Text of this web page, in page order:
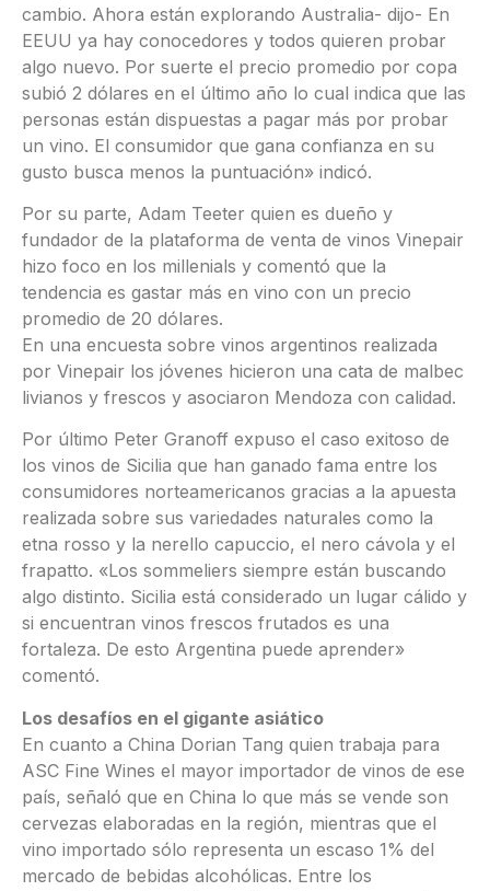
cambio. Ahora están explorando Australia- dijo- En
EEUU ya hay conocedores y todos quieren probar
algo nuevo. Por suerte el precio promedio por copa
subió 2 dólares en el último año lo cual indica que las
personas están dispuestas a pagar más por probar
un vino. El consumidor que gana confianza en su
gusto busca menos la puntuación» indicó.
Por su parte, Adam Teeter quien es dueño y
fundador de la plataforma de venta de vinos Vinepair
hizo foco en los millenials y comentó que la
tendencia es gastar más en vino con un precio
promedio de 20 dólares.
En una encuesta sobre vinos argentinos realizada
por Vinepair los jóvenes hicieron una cata de malbec
livianos y frescos y asociaron Mendoza con calidad.
Por último Peter Granoff expuso el caso exitoso de
los vinos de Sicilia que han ganado fama entre los
consumidores norteamericanos gracias a la apuesta
realizada sobre sus variedades naturales como la
etna rosso y la nerello capuccio, el nero cávola y el
frapatto. «Los sommeliers siempre están buscando
algo distinto. Sicilia está considerado un lugar cálido y
si encuentran vinos frescos frutados es una
fortaleza. De esto Argentina puede aprender»
comentó.
Los desafíos en el gigante asiático
En cuanto a China Dorian Tang quien trabaja para
ASC Fine Wines el mayor importador de vinos de ese
país, señaló que en China lo que más se vende son
cervezas elaboradas en la región, mientras que el
vino importado sólo representa un escaso 1% del
mercado de bebidas alcohólicas. Entre los